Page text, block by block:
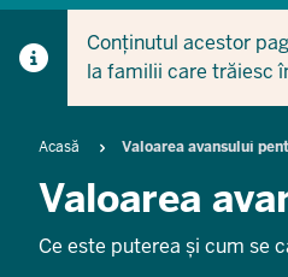
Conținutul acestor
la familii care trăiesc
Breadcrumb
Acasă Valoarea avansului
Valoarea
Ce este puterea și cum se